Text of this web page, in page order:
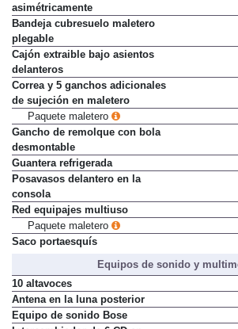
asimétricamente
Bandeja cubresuelo maletero
plegable
Cajón extraible bajo asientos
delanteros
Correa y 5 ganchos adicionales
de sujeción en maletero
Paquete maletero
Gancho de remolque con bola
desmontable
Guantera refrigerada
Posavasos delantero en la
consola
Red equipajes multiuso
Paquete maletero
Saco portaesquís
Equipos de sonido y
10 altavoces
Antena en la luna posterior
Equipo de sonido Bose